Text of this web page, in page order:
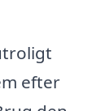
efter